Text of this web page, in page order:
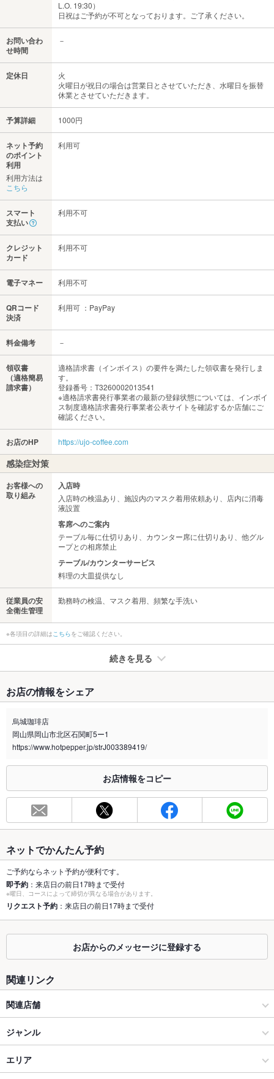
L.O. 19:30）
日祝はご予約が不可となっております。ご了承ください。
お問い合わ
せ時間
－
定休日
火
火曜日が祝日の場合は営業日とさせていただき、水曜日を振替
休業とさせていただきます。
予算詳細 1000円
ネット予約
のポイント
利用
利用方法は
こちら
利用可
スマート
支払い
利用不可
クレジット
カード
利用不可
電子マネー 利用不可
QRコード
決済
利用可 ：PayPay
料金備考 －
領収書
（適格簡易
請求書）
適格請求書（インボイス）の要件を満たした領収書を発行しま
す。
登録番号：T3260002013541
※適格請求書発行事業者の最新の登録状態については、インボイ
ス制度適格請求書発行事業者公表サイトを確認するか店舗にご
確認ください。
お店のHP https://ujo-coffee.com
感染症対策
お客様への
取り組み
入店時
入店時の検温あり、施設内のマスク着用依頼あり、店内に消毒
液設置
客席へのご案内
テーブル毎に仕切りあり、カウンター席に仕切りあり、他グル
ープとの相席禁止
テーブル/カウンターサービス
料理の大皿提供なし
従業員の安
全衛生管理
勤務時の検温、マスク着用、頻繁な手洗い
※各項目の詳細はこちらをご確認ください。
続きを見る
禁煙・喫煙
全席禁煙
喫煙専用室 なし
合わせください。
お席
容人数
個室 なし
座敷 なし
掘りごたつ なし
貸切 貸切不可
設備
Wi-Fi
お店の情報をシェア
烏城珈琲店
岡山県岡山市北区石関町5ー1
https://www.hotpepper.jp/strJ003389419/
お店情報をコピー
ネットでかんたん予約
ご予約ならネット予約が便利です。
即予約 ：来店日の前日17時まで受付
※曜日、コースによって締切が異なる場合があります。
リクエスト予約 ：来店日の前日17時まで受付
お店からのメッセージに登録する
関連リンク
関連店舗
中華ダイニング 餃子屋台 ホテルエクセル岡山店
安心野菜の中華とオーガニックワイン 華菜家 HANAYA 岡山駅
ジャンル
カフェ・スイーツ
エリア